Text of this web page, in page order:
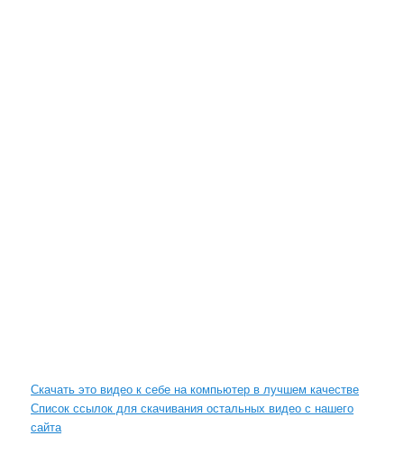
Скачать это видео к себе на компьютер в лучшем качестве
Список ссылок для скачивания остальных видео с нашего
сайта